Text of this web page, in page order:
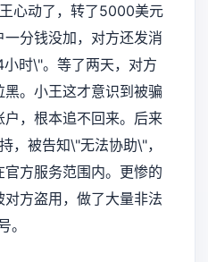
心动了，转了5000美元
分钱没加，对方还发消
时\"。等了两天，对方
。小王这才意识到被骗
，根本追不回来。后来
，被告知\"无法协助\"，
方服务范围内。更惨的
方盗用，做了大量非法
。